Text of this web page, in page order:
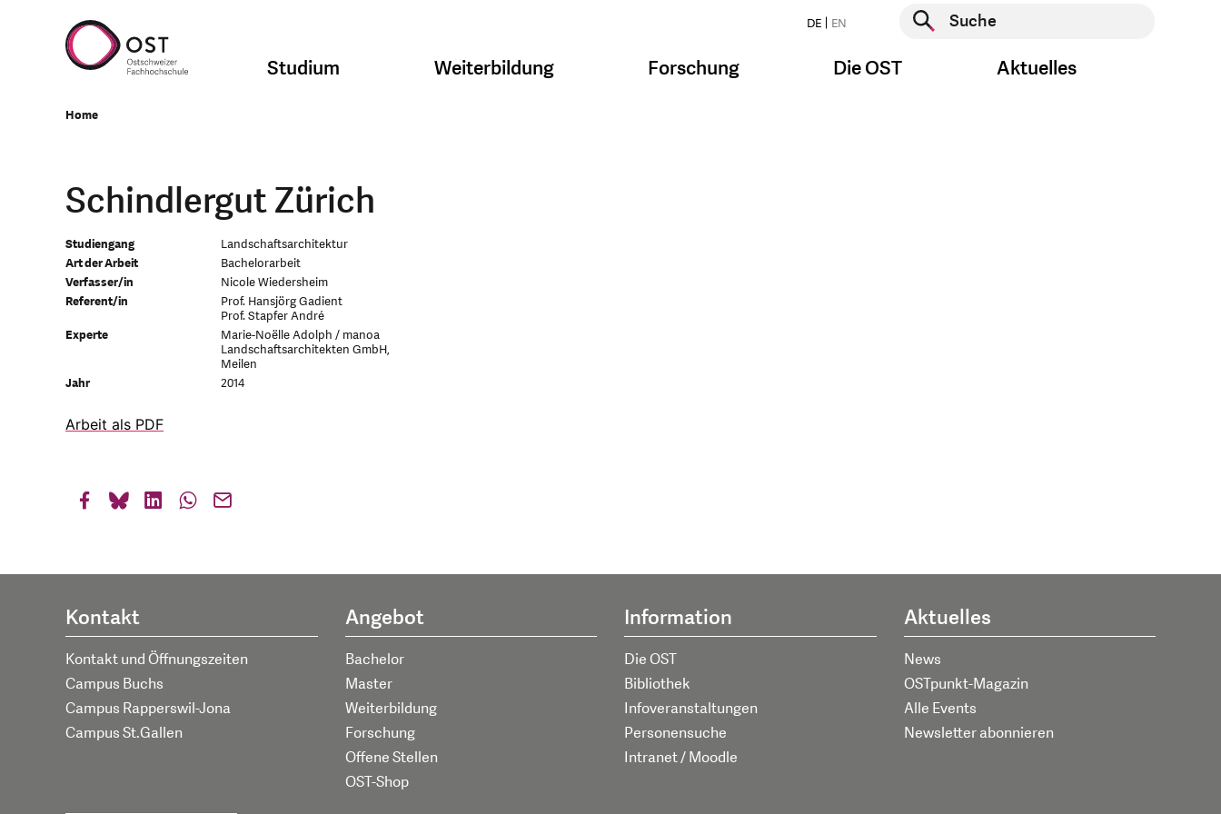
DE EN
Suche starten
Studium Weiterbildung Forschung Die OST Aktuelles
Home
Schindlergut Zürich
Studiengang
Landschaftsarchitektur
Art der Arbeit
Bachelorarbeit
Verfasser/in
Nicole Wiedersheim
Referent/in
Prof. Hansjörg Gadient
Prof. Stapfer André
Experte
Marie-Noëlle Adolph / manoa
Landschaftsarchitekten GmbH,
Meilen
Jahr
2014
Arbeit als PDF
Kontakt
Kontakt und Öffnungszeiten
Campus Buchs
Campus Rapperswil-Jona
Campus St.Gallen
Angebot
Bachelor
Master
Weiterbildung
Forschung
Offene Stellen
OST-Shop
Information
Die OST
Bibliothek
Infoveranstaltungen
Personensuche
Intranet / Moodle
Aktuelles
News
OSTpunkt-Magazin
Alle Events
Newsletter abonnieren